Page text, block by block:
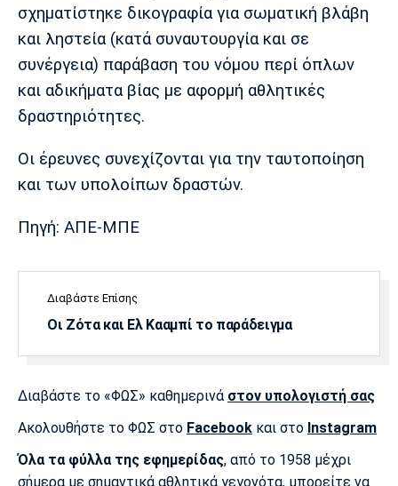
Μονακό
Ερυθρός
Αστέρας
Τότεναμ
Πόρτο
σχηματίστηκε δικογραφία για σωματική βλάβη
και ληστεία (κατά συναυτουργία και σε
συνέργεια) παράβαση του νόμου περί όπλων
και αδικήματα βίας με αφορμή αθλητικές
δραστηριότητες.
Οι έρευνες συνεχίζονται για την ταυτοποίηση
και των υπολοίπων δραστών.
Πηγή: ΑΠΕ-ΜΠΕ
Διαβάστε Επίσης
Οι Ζότα και Ελ Κααμπί το παράδειγμα
Διαβάστε το «ΦΩΣ» καθημερινά στον υπολογιστή σας
Ακολουθήστε το ΦΩΣ στο Facebook και στο Instagram
Όλα τα φύλλα της εφημερίδας, από το 1958 μέχρι
σήμερα με σημαντικά αθλητικά γεγονότα, μπορείτε να